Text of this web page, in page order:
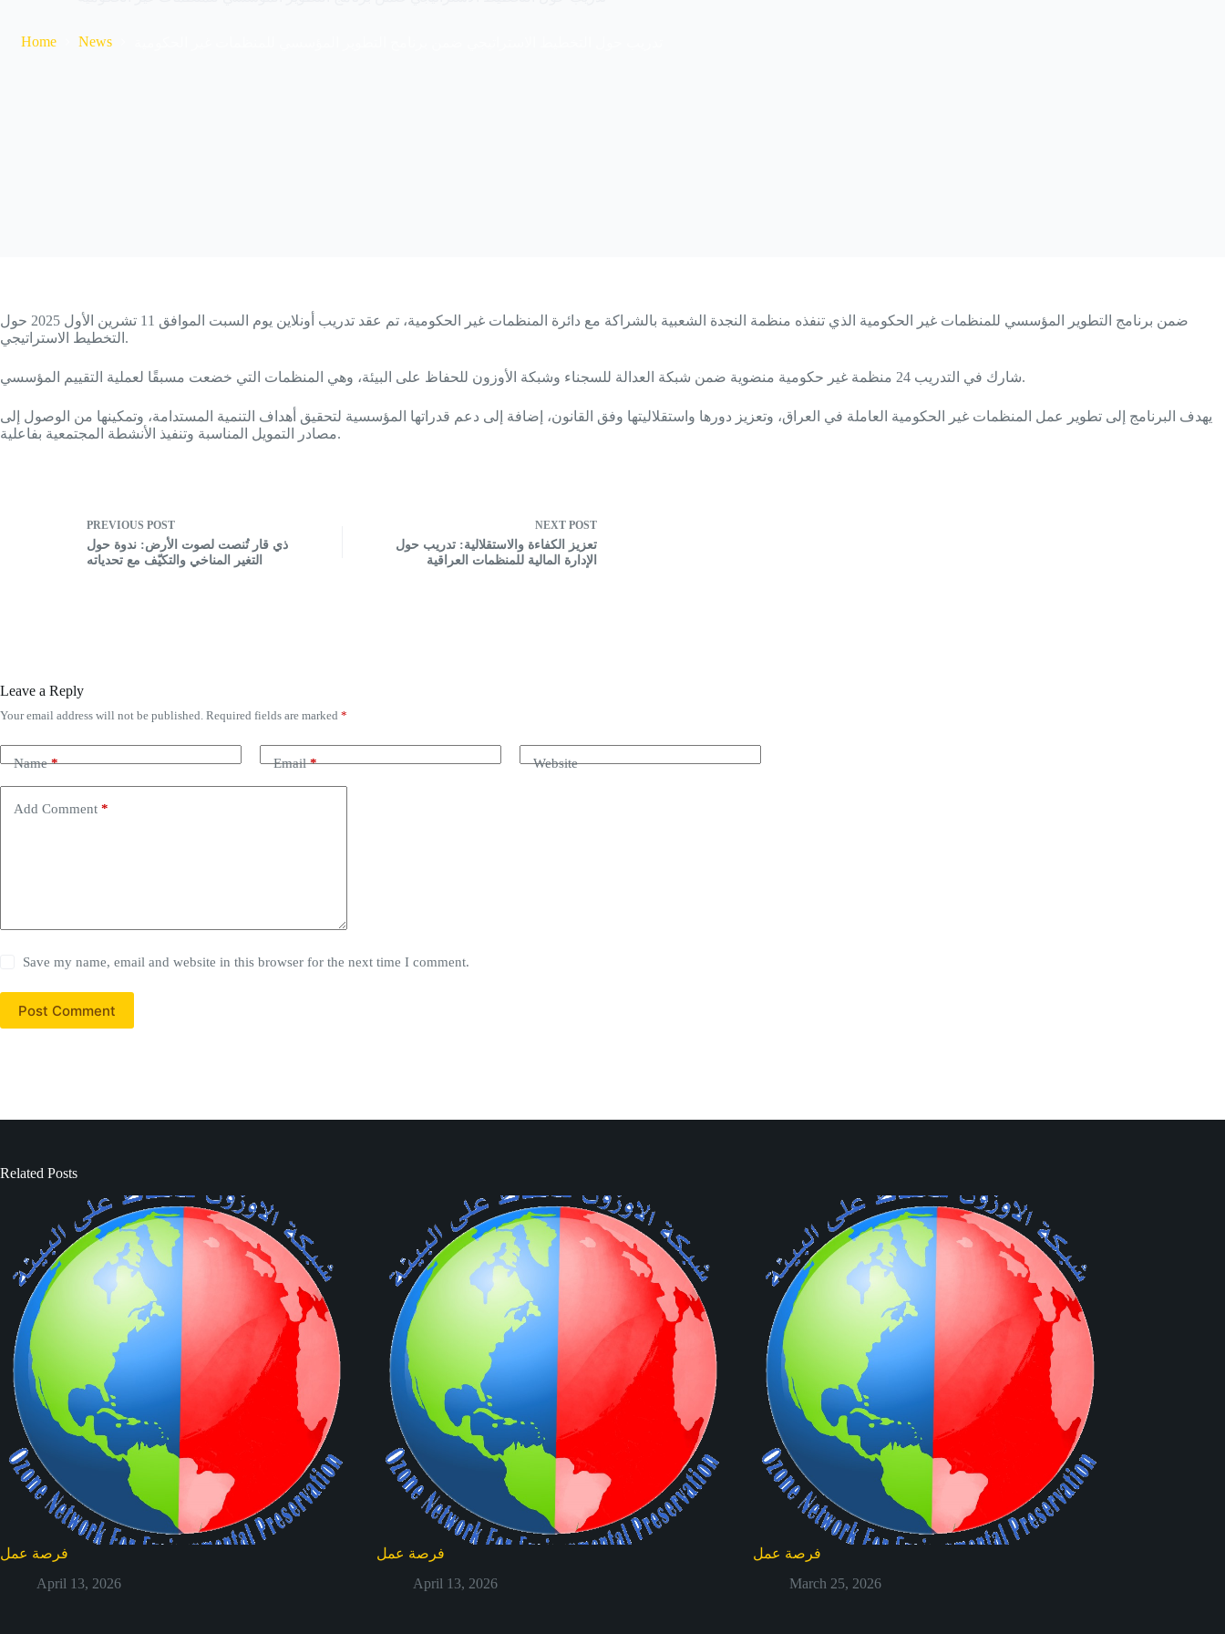
Home News
ضمن برنامج التطوير المؤسسي للمنظمات غير الحكومية الذي تنفذه منظمة النجدة الشعبية بالشراكة مع دائرة المنظمات غير الحكومية، تم عقد تدريب أونلاين يوم السبت الموافق 11 تشرين الأول 2025 حول
التخطيط الاستراتيجي.
شارك في التدريب 24 منظمة غير حكومية منضوية ضمن شبكة العدالة للسجناء وشبكة الأوزون للحفاظ على البيئة، وهي المنظمات التي خضعت مسبقًا لعملية التقييم المؤسسي.
يهدف البرنامج إلى تطوير عمل المنظمات غير الحكومية العاملة في العراق، وتعزيز دورها واستقلاليتها وفق القانون، إضافة إلى دعم قدراتها المؤسسية لتحقيق أهداف التنمية المستدامة، وتمكينها من الوصول إلى
مصادر التمويل المناسبة وتنفيذ الأنشطة المجتمعية بفاعلية.
PREVIOUS POST
ذي قار تُنصت لصوت الأرض: ندوة حول
التغير المناخي والتكيّف مع تحدياته
NEXT POST
تعزيز الكفاءة والاستقلالية: تدريب حول
الإدارة المالية للمنظمات العراقية
Leave a Reply
Your email address will not be published. Required fields are marked *
Name* Email* Website
Add Comment *
Save my name, email and website in this browser for the next time I comment.
Post Comment
Related Posts
فرصة عمل
April 13, 2026
فرصة عمل
April 13, 2026
فرصة عمل
March 25, 2026